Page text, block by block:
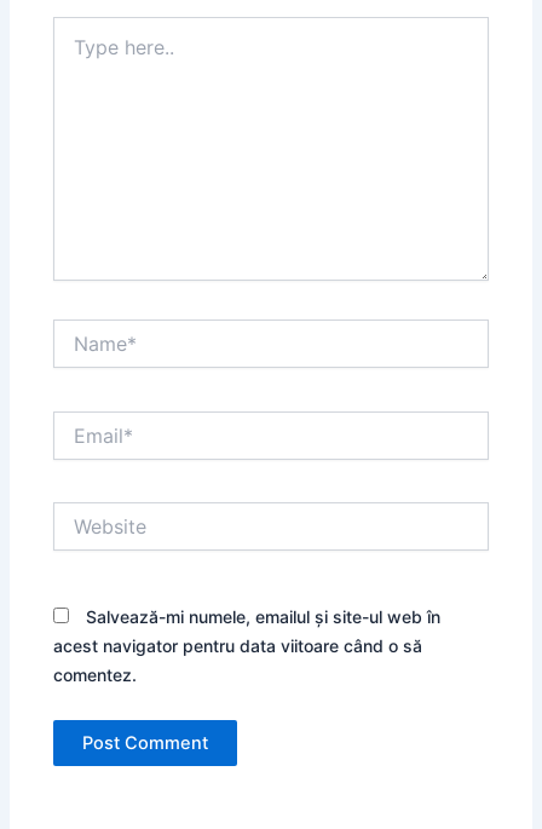
here..
Salvează-mi numele, emailul și site-ul web în
acest navigator pentru data viitoare când o să
comentez.